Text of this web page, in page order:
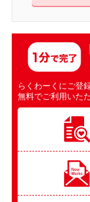
らくわーくにご登
無料でご利用いた